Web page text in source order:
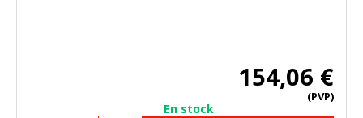
154,06 €
(PVP)
En stock